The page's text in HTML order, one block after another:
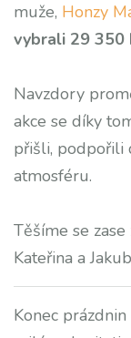
muže, Honzy
vybrali 29 350
Navzdory
akce se díky
přišli, podpořili
atmosféru.
Těšíme se zase
Kateřina a
Konec